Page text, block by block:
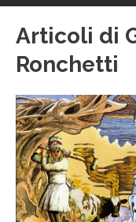
Articoli di
Ronchetti